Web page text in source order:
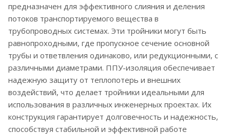
предназначен для эффективного слияния и деления
потоков транспортируемого вещества в
трубопроводных системах. Эти тройники могут быть
равнопроходными, где пропускное сечение основной
трубы и ответвления одинаково, или редукционными, с
различными диаметрами. ППУ-изоляция обеспечивает
надежную защиту от теплопотерь и внешних
воздействий, что делает тройники идеальными для
использования в различных инженерных проектах. Их
конструкция гарантирует долговечность и надежность,
способствуя стабильной и эффективной работе